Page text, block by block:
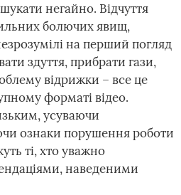
негайно. Відчуття
болючих явищ,
на перший погляд
здуття, прибрати гази,
відрижки – все це
форматі відео.
усуваючи
ознаки порушення роботи
ті, хто уважно
наведеними